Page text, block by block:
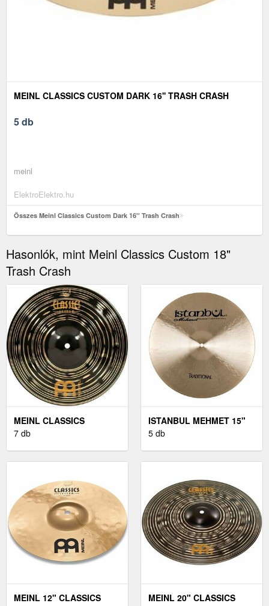
MEINL CLASSICS CUSTOM DARK 16'' TRASH CRASH
5 db
meinl
ElektroElektro.hu
Összes Meinl Classics Custom Dark 16'' Trash Crash
Hasonlók, mint Meinl Classics Custom 18"
Trash Crash
MEINL CLASSICS
CUSTOM 10'' DARK
7 db
ISTANBUL MEHMET 15"
TRADITIONAL DARK
5 db
MEINL 12" CLASSICS
MEINL 20" CLASSICS